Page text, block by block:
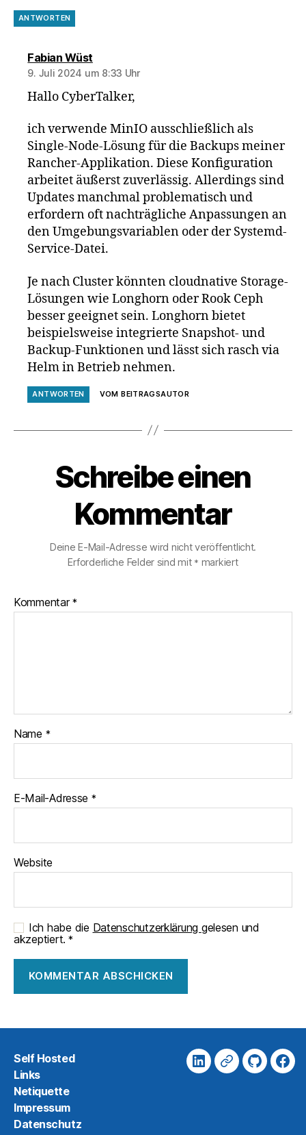
ANTWORTEN
Fabian Wüstsagt:
9. Juli 2024 um 8:33 Uhr
Hallo CyberTalker,
ich verwende MinIO ausschließlich als
Single-Node-Lösung für die Backups meiner
Rancher-Applikation. Diese Konfiguration
arbeitet äußerst zuverlässig. Allerdings sind
Updates manchmal problematisch und
erfordern oft nachträgliche Anpassungen an
den Umgebungsvariablen oder der Systemd-
Service-Datei.
Je nach Cluster könnten cloudnative Storage-
Lösungen wie Longhorn oder Rook Ceph
besser geeignet sein. Longhorn bietet
beispielsweise integrierte Snapshot- und
Backup-Funktionen und lässt sich rasch via
Helm in Betrieb nehmen.
ANTWORTEN VOM BEITRAGSAUTOR
Schreibe einen
Kommentar
Deine E-Mail-Adresse wird nicht veröffentlicht.
Erforderliche Felder sind mit * markiert
Kommentar*
Name *
E-Mail-Adresse *
Website
Ich habe die Datenschutzerklärung gelesen und
akzeptiert. *
l
e
r
n
a
t
i
Self Hosted
Links
Netiquette
Impressum
Datenschutz
LinkedinXing Github